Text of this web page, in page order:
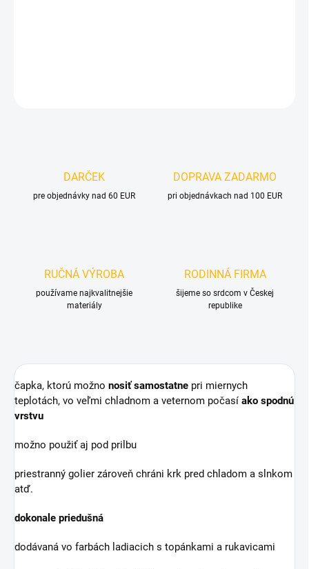
DARČEK
pre objednávky nad 60 EUR
DOPRAVA ZADARMO
pri objednávkach nad 100 EUR
RUČNÁ VÝROBA
používame najkvalitnejšie
materiály
RODINNÁ FIRMA
šijeme so srdcom v Českej
republike
čapka, ktorú možno nosiť samostatne pri miernych
teplotách, vo veľmi chladnom a veternom počasí ako spodnú
vrstvu
možno použiť aj pod prilbu
priestranný golier zároveň chráni krk pred chladom a slnkom
atď.
dokonale priedušná
dodávaná vo farbách ladiacich s topánkami a rukavicami